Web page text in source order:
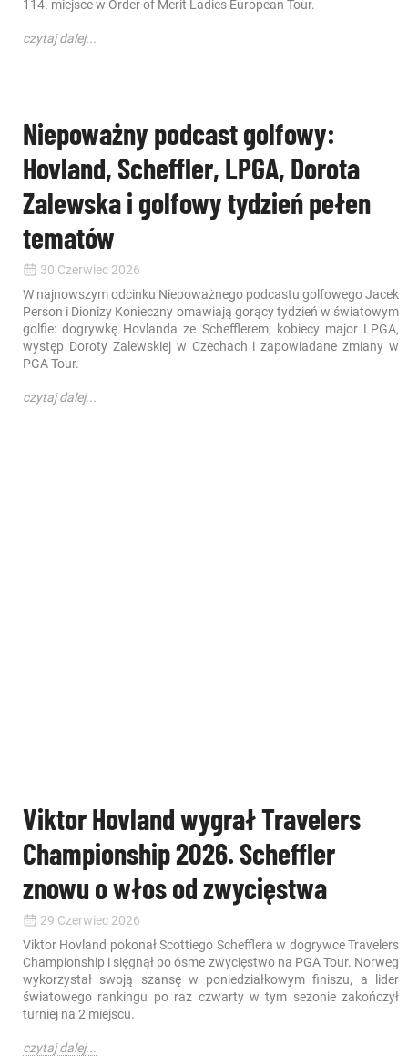
114. miejsce w Order of Merit Ladies European Tour.
czytaj dalej...
Niepoważny podcast golfowy:
Hovland, Scheffler, LPGA, Dorota
Zalewska i golfowy tydzień pełen
tematów
30 Czerwiec 2026
W najnowszym odcinku Niepoważnego podcastu golfowego Jacek
Person i Dionizy Konieczny omawiają gorący tydzień w światowym
golfie: dogrywkę Hovlanda ze Schefflerem, kobiecy major LPGA,
występ Doroty Zalewskiej w Czechach i zapowiadane zmiany w
PGA Tour.
czytaj dalej...
Viktor Hovland wygrał Travelers
Championship 2026. Scheffler
znowu o włos od zwycięstwa
29 Czerwiec 2026
Viktor Hovland pokonał Scottiego Schefflera w dogrywce Travelers
Championship i sięgnął po ósme zwycięstwo na PGA Tour. Norweg
wykorzystał swoją szansę w poniedziałkowym finiszu, a lider
światowego rankingu po raz czwarty w tym sezonie zakończył
turniej na 2 miejscu.
czytaj dalej...